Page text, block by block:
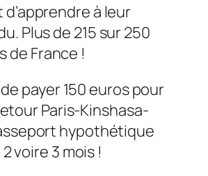
à leur
Plus de 215 sur 250
de France !
payer 150 euros pour
Paris-Kinshasa-
hypothétique
voire 3 mois !